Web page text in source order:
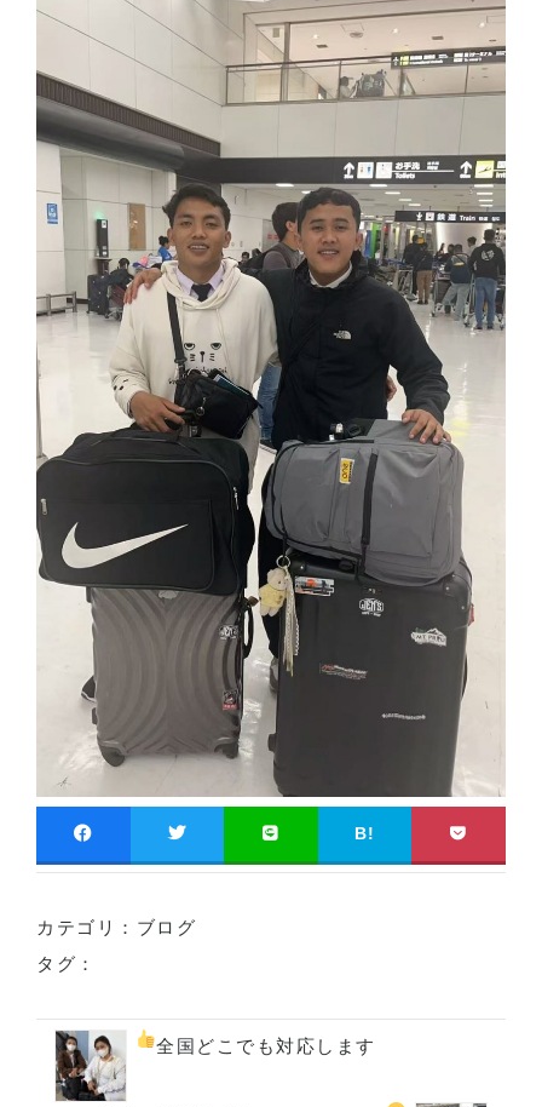
B!
カテゴリ： ブログ
タグ：
全国どこでも対応します